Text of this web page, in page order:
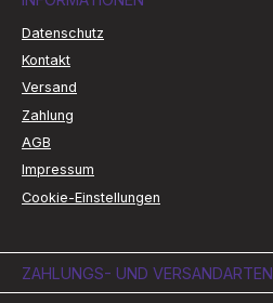
Datenschutz
Kontakt
Versand
Zahlung
AGB
Impressum
Cookie-Einstellungen
ZAHLUNGS- UND VERSANDARTEN